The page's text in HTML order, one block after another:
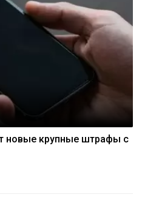
новые крупные штрафы с